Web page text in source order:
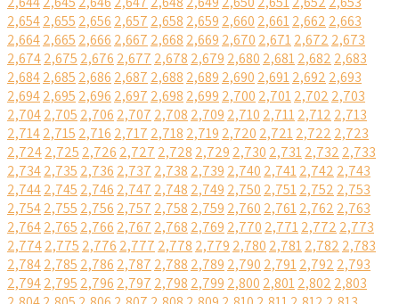
2,6542,655 2,656 2,657 2,658 2,659 2,660 2,6612,662 2,663
2,6642,665 2,666 2,667 2,668 2,669 2,670 2,6712,672 2,673
2,6742,675 2,676 2,677 2,678 2,679 2,680 2,6812,682 2,683
2,6842,685 2,686 2,687 2,688 2,689 2,690 2,6912,692 2,693
2,6942,695 2,696 2,697 2,698 2,699 2,700 2,7012,702 2,703
2,7042,705 2,706 2,707 2,708 2,709 2,710 2,7112,712 2,713
2,7142,715 2,716 2,717 2,718 2,719 2,720 2,7212,722 2,723
2,7242,725 2,726 2,727 2,728 2,729 2,730 2,7312,732 2,733
2,7342,735 2,736 2,737 2,738 2,739 2,740 2,7412,742 2,743
2,7442,745 2,746 2,747 2,748 2,749 2,750 2,7512,752 2,753
2,7542,755 2,756 2,757 2,758 2,759 2,760 2,7612,762 2,763
2,7642,765 2,766 2,767 2,768 2,769 2,770 2,7712,772 2,773
2,7742,775 2,776 2,777 2,778 2,779 2,780 2,7812,782 2,783
2,7842,785 2,786 2,787 2,788 2,789 2,790 2,7912,792 2,793
2,7942,795 2,796 2,797 2,798 2,799 2,800 2,8012,802 2,803